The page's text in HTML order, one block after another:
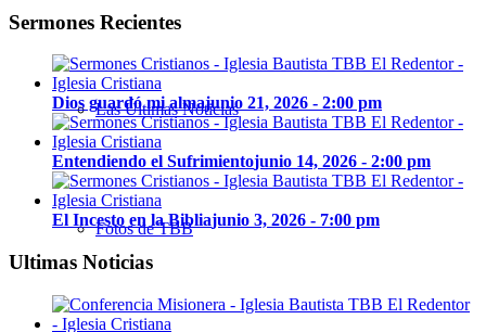
Las Últimas Noticias
Fotos de TBB
Sermones Recientes
Dios guardó mi almajunio 21, 2026 - 2:00 pm
Entendiendo el Sufrimientojunio 14, 2026 - 2:00 pm
El Incesto en la Bibliajunio 3, 2026 - 7:00 pm
Ultimas Noticias